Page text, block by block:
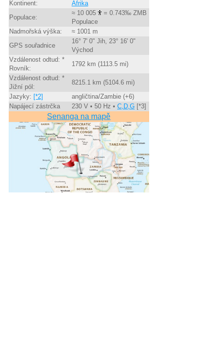
Kontinent:
Afrika
Populace:
≈ 10 005
= 0.743‰ ZMB
Populace
Nadmořská výška:
≈ 1001 m
GPS souřadnice
16° 7' 0" Jih, 23° 16' 0"
Východ
Vzdálenost odtud: *
Rovník:
1792 km (1113.5 mi)
Vzdálenost odtud: *
Jižní pól:
8215.1 km (5104.6 mi)
Jazyky: [*2]
angličtina/Zambie (+6)
Napájecí zástrčka
230 V • 50 Hz • C,D,G[*3]
Senanga na mapě